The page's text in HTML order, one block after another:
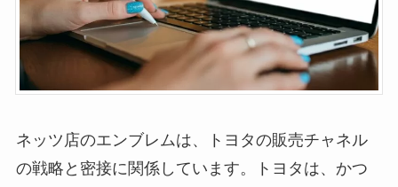
ネッツ店のエンブレムは、トヨタの販売チャネル
の戦略と密接に関係しています。トヨタは、かつ